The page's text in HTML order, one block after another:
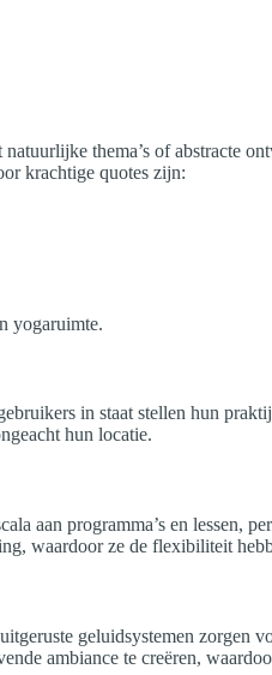
thema’s of abstracte
krachtige quotes zijn:
yogaruimte.
in staat stellen hun
hun locatie.
aan programma’s en lessen,
waardoor ze de flexibiliteit
geluidsystemen zorgen
ambiance te creëren,